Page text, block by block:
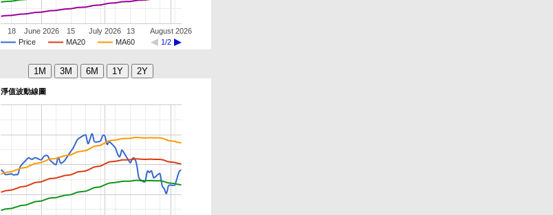
Price MA20 MA60 1/2
June 2026 July 2026 August 2026
18 15 13
淨值波動線圖